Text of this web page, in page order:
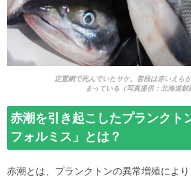
定置網で死んでいたサケ。普段は赤いえら
まっている（写真提供：北海道釧
赤潮を引き起こしたプランクト
フォルミス」とは？
赤潮とは、プランクトンの異常増殖により